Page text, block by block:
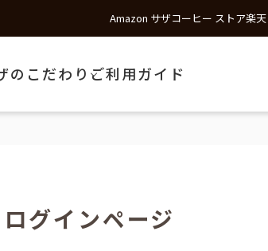
Amazon サザコーヒー ストア楽
のこだわり ご利用ガイド
ログインページ